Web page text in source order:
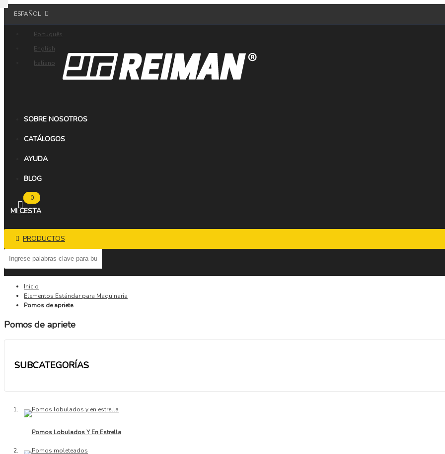
ESPAÑOL
Português
English
Italiano
SOBRE NOSOTROS
CATÁLOGOS
AYUDA
BLOG
MI CESTA
0
PRODUCTOS
Inicio
Elementos Estándar para Maquinaria
Pomos de apriete
Pomos de apriete
SUBCATEGORÍAS
Pomos Lobulados Y En Estrella